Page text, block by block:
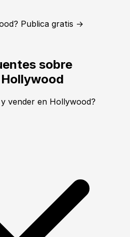
Publica gratis →
sobre
vender en Hollywood?